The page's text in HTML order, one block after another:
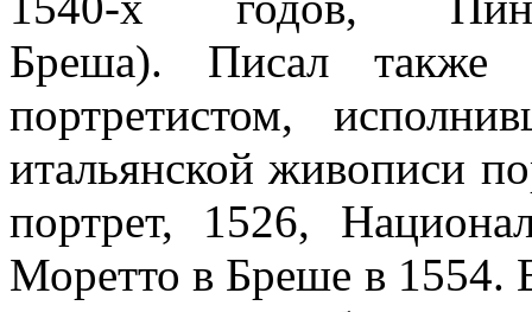
Бреша). Писал также
портретистом,
итальянской живописи
портрет, 1526,
Моретто в Бреше в 1554.